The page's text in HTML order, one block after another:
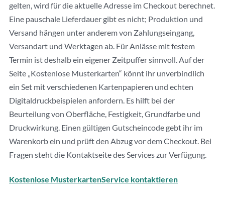
gelten, wird für die aktuelle Adresse im Checkout berechnet.
Eine pauschale Lieferdauer gibt es nicht; Produktion und
Versand hängen unter anderem von Zahlungseingang,
Versandart und Werktagen ab. Für Anlässe mit festem
Termin ist deshalb ein eigener Zeitpuffer sinnvoll. Auf der
Seite „Kostenlose Musterkarten“ könnt ihr unverbindlich
ein Set mit verschiedenen Kartenpapieren und echten
Digitaldruckbeispielen anfordern. Es hilft bei der
Beurteilung von Oberfläche, Festigkeit, Grundfarbe und
Druckwirkung. Einen gültigen Gutscheincode gebt ihr im
Warenkorb ein und prüft den Abzug vor dem Checkout. Bei
Fragen steht die Kontaktseite des Services zur Verfügung.
Kostenlose MusterkartenService kontaktieren